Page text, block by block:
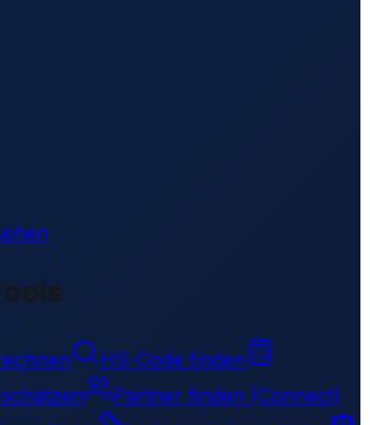
HS-Code finden
Partner finden (Connect)